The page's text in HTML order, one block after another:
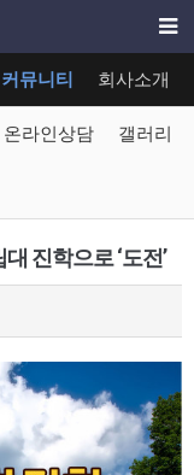
커뮤니티 회사소개
온라인상담 갤러리
진학으로 ‘도전’